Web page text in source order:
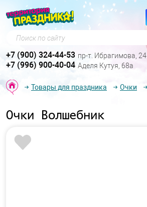
Поиск по сайту
+7 (900) 324-44-53 пр-т. Ибрагимова, 24
+7 (996) 900-40-04 Аделя Кутуя, 68а
Товары для праздника Очки
Очки Волшебник